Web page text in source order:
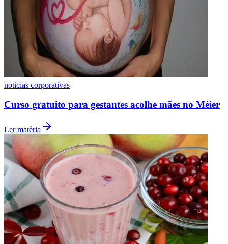
Vasco
noticias corporativas
Curso gratuito para gestantes acolhe mães no Méier
Ler matéria